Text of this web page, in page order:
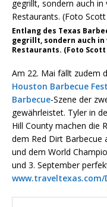
Entlang des Texas
gegrillt, sondern auch
Restaurants. (Foto
Am 22. Mai fällt zudem
Houston Barbecue
Barbecue-Szene der
gewährleistet. Tyler in
Hill County machen die
dem Red Dirt Barbecue
und dem World
und 3. September
www.traveltexas.com/